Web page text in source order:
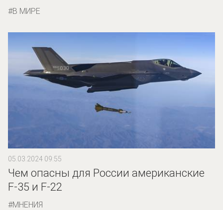
В МИРЕ
05.03.2024 09:55
Чем опасны для России американские
F-35 и F-22
МНЕНИЯ